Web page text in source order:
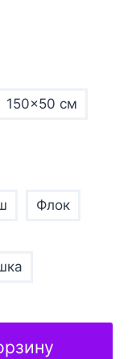
150x50 см
Флок